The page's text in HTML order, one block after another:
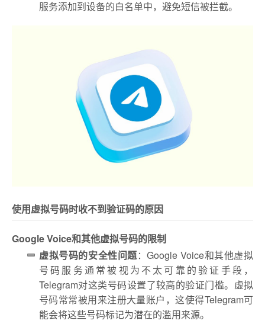
服务添加到设备的白名单中，避免短信被拦截。
使用虚拟号码时收不到验证码的原因
Google Voice和其他虚拟号码的限制
虚拟号码的安全性问题：Google Voice和其他虚拟
号码服务通常被视为不太可靠的验证手段，
Telegram对这类号码设置了较高的验证门槛。虚拟
号码常常被用来注册大量账户，这使得Telegram可
能会将这些号码标记为潜在的滥用来源。